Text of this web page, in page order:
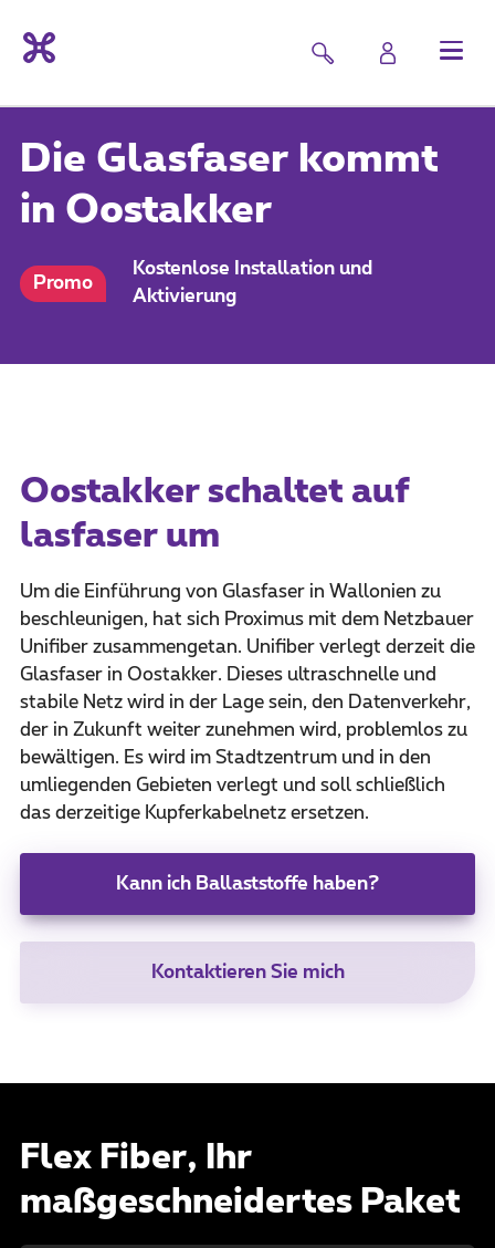
Die Glasfaser kommt
in Oostakker
Promo
Kostenlose Installation und
Aktivierung
Oostakker schaltet auf
lasfaser um
Um die Einführung von Glasfaser in Wallonien zu
beschleunigen, hat sich Proximus mit dem Netzbauer
Unifiber zusammengetan. Unifiber verlegt derzeit die
Glasfaser in Oostakker. Dieses ultraschnelle und
stabile Netz wird in der Lage sein, den Datenverkehr,
der in Zukunft weiter zunehmen wird, problemlos zu
bewältigen. Es wird im Stadtzentrum und in den
umliegenden Gebieten verlegt und soll schließlich
das derzeitige Kupferkabelnetz ersetzen.
Kann ich Ballaststoffe haben?
Kontaktieren Sie mich
Flex Fiber, Ihr
maßgeschneidertes Paket